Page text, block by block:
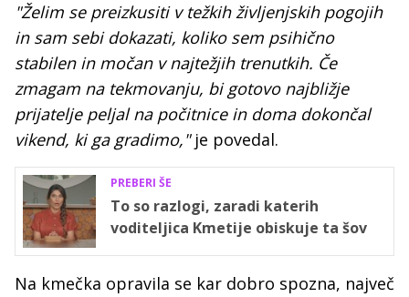
"Želim se preizkusiti v težkih življenjskih pogojih
in sam sebi dokazati, koliko sem psihično
stabilen in močan v najtežjih trenutkih. Če
zmagam na tekmovanju, bi gotovo najbližje
prijatelje peljal na počitnice in doma dokončal
vikend, ki ga gradimo,"je povedal.
PREBERI ŠE
To so razlogi, zaradi katerih
voditeljica Kmetije obiskuje ta šov
Na kmečka opravila se kar dobro spozna, največ